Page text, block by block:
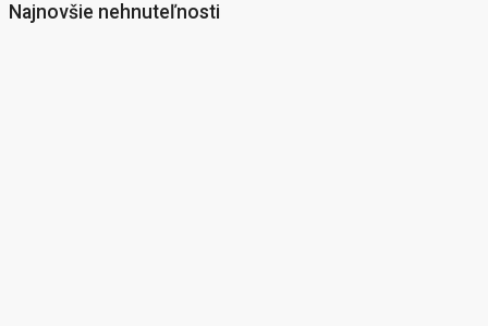
Najnovšie nehnuteľnosti